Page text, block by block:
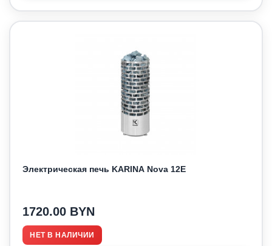
Электрическая печь KARINA Nova 12E
1720.00 BYN
НЕТ В НАЛИЧИИ